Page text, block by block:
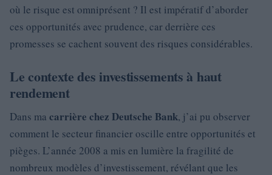
où le risque est omniprésent ? Il est impératif d’aborder
ces opportunités avec prudence, car derrière ces
promesses se cachent souvent des risques considérables.
Le contexte des investissements à haut
rendement
Dans ma carrière chez Deutsche Bank, j’ai pu observer
comment le secteur financier oscille entre opportunités et
pièges. L’année 2008 a mis en lumière la fragilité de
nombreux modèles d’investissement, révélant que les